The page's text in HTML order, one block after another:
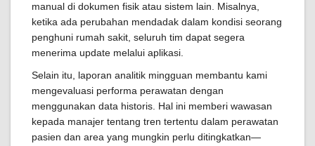
manual di dokumen fisik atau sistem lain. Misalnya,
ketika ada perubahan mendadak dalam kondisi seorang
penghuni rumah sakit, seluruh tim dapat segera
menerima update melalui aplikasi.
Selain itu, laporan analitik mingguan membantu kami
mengevaluasi performa perawatan dengan
menggunakan data historis. Hal ini memberi wawasan
kepada manajer tentang tren tertentu dalam perawatan
pasien dan area yang mungkin perlu ditingkatkan—